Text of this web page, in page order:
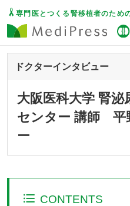
専門医とつくる腎移植者のため
ドクターインタビュー
大阪医科大学 腎泌
センター 講師 平
ー
CONTENTS